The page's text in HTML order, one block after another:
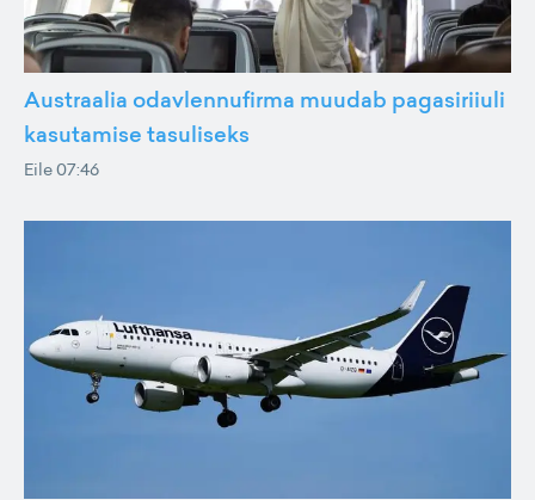
Austraalia odavlennufirma muudab pagasiriiuli
kasutamise tasuliseks
Eile 07:46